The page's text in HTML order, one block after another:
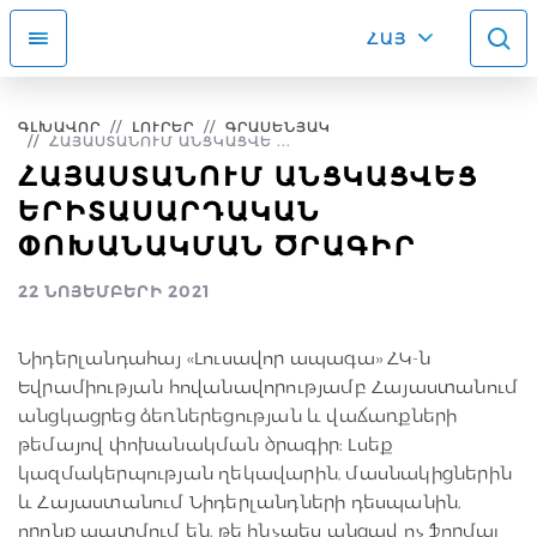
ՀԱՅ
ԳԼԽԱՎՈՐ ԼՈՒՐԵՐ
ԳՐԱՍԵՆՅԱԿ
ՀԱՅԱՍՏԱՆՈՒՄ ԱՆՑԿԱՑՎԵ ...
ՀԱՅԱՍՏԱՆՈՒՄ ԱՆՑԿԱՑՎԵՑ
ԵՐԻՏԱՍԱՐԴԱԿԱՆ
ՓՈԽԱՆԱԿՄԱՆ ԾՐԱԳԻՐ
22 ՆՈՅԵՄԲԵՐԻ 2021
Նիդերլանդահայ «Լուսավոր ապագա» ՀԿ-ն
Եվրամիության հովանավորությամբ Հայաստանում
անցկացրեց ձեռներեցության և վաճառքների
թեմայով փոխանակման ծրագիր։ Լսեք
կազմակերպության ղեկավարին, մասնակիցներին
և Հայաստանում Նիդերլանդների դեսպանին,
որոնք պատմում են, թե ինչպես անցավ ոչ ֆորմալ